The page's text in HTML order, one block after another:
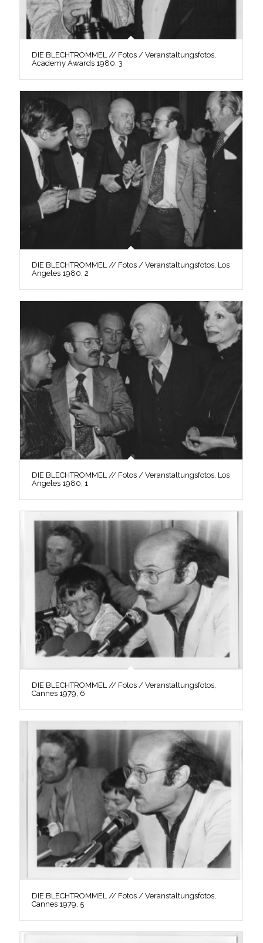
DIE BLECHTROMMEL // Fotos / Veranstaltungsfotos,
Academy Awards 1980, 3
DIE BLECHTROMMEL // Fotos / Veranstaltungsfotos, Los
Angeles 1980, 2
DIE BLECHTROMMEL // Fotos / Veranstaltungsfotos, Los
Angeles 1980, 1
DIE BLECHTROMMEL // Fotos / Veranstaltungsfotos,
Cannes 1979, 6
DIE BLECHTROMMEL // Fotos / Veranstaltungsfotos,
Cannes 1979, 5